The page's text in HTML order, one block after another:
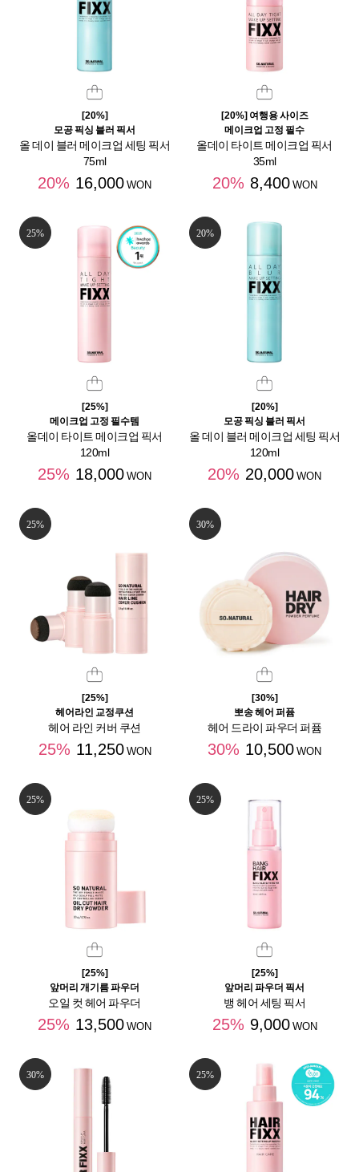
[20%]
모공 픽싱 블러 픽서
올 데이 블러 메이크업 세팅 픽서
75ml
20% 16,000 WON
[20%] 여행용 사이즈
메이크업 고정 필수
올데이 타이트 메이크업 픽서
35ml
20% 8,400 WON
25%
[25%]
메이크업 고정 필수템
올데이 타이트 메이크업 픽서
120ml
25% 18,000 WON
20%
[20%]
모공 픽싱 블러 픽서
올 데이 블러 메이크업 세팅 픽서
120ml
20% 20,000 WON
25%
[25%]
헤어라인 교정쿠션
헤어 라인 커버 쿠션
25% 11,250 WON
30%
[30%]
뽀송 헤어 퍼퓸
헤어 드라이 파우더 퍼퓸
30% 10,500 WON
25%
[25%]
앞머리 개기름 파우더
오일 컷 헤어 파우더
25% 13,500 WON
25%
[25%]
앞머리 파우더 픽서
뱅 헤어 세팅 픽서
25% 9,000 WON
30% 25%